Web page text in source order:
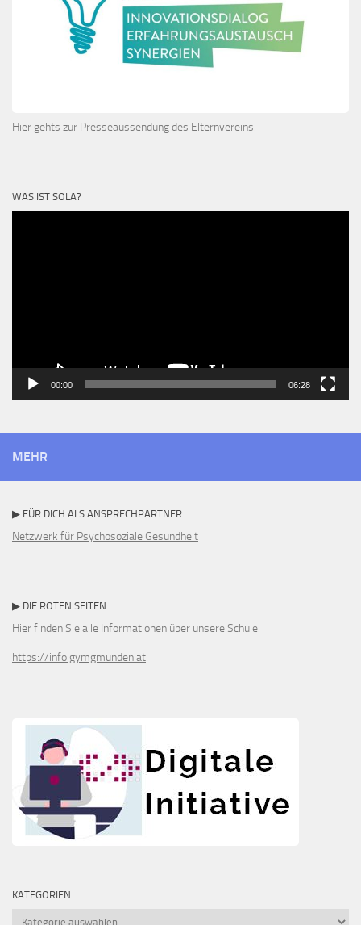
Hier gehts zur Presseaussendung des Elternvereins.
WAS IST SOLA?
00:00 06:28
MEHR
▶ FÜR DICH ALS ANSPRECHPARTNER
Netzwerk für Psychosoziale Gesundheit
▶ DIE ROTEN SEITEN
Hier finden Sie alle Informationen über unsere Schule.
https://info.gymgmunden.at
KATEGORIEN
Kategorien